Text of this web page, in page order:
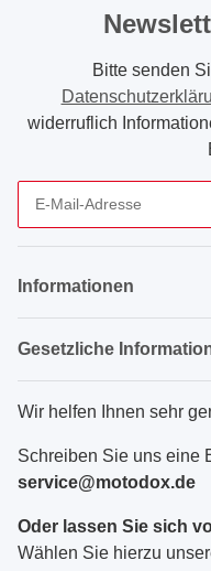
Bitte senden
widerruflich
Informationen
Gesetzliche
Wir helfen Ihnen sehr
Schreiben Sie uns eine
service@motodox.de
Oder lassen Sie sich
Wählen Sie hierzu